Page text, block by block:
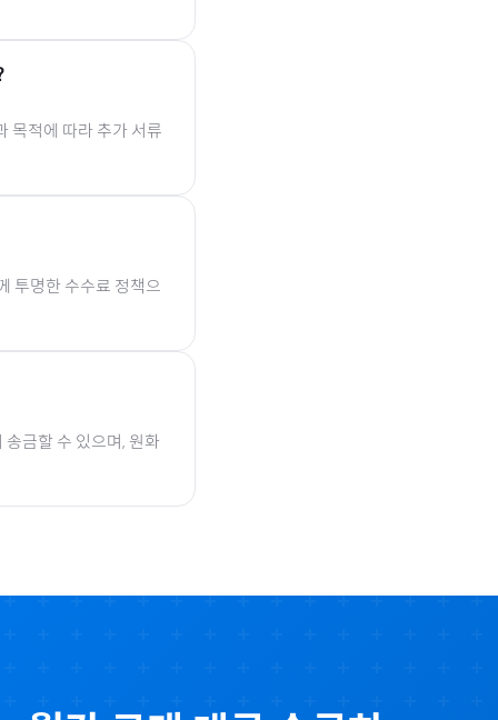
목적에 따라 추가 서류
투명한 수수료 정책으
금할 수 있으며, 원화